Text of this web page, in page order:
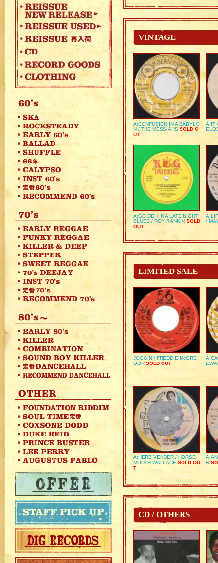
VINTAGE
A:CONFUSION IN A BABYLO
N / THE MESSIAHS SOLD O
UT
A:IT
A:GO DEH IN A LATE NIGHT
BLUES / ROY RANKIN SOLD
OUT
/
LIMITED SALE
JOGGIN / FREDDIE McGRE
GOR SOLD OUT
A:HERB VENDER / HORSE
MOUTH WALLACE SOLD OU
T
N
CD / OTHERS